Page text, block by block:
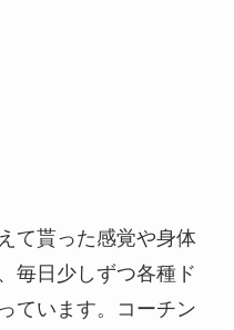
て貰った感覚や身体
毎日少しずつ各種ド
ています。コーチン